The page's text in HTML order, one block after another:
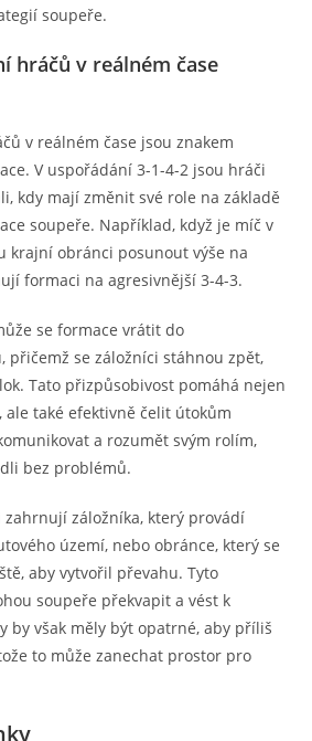
soupeře.
hráčů v reálném čase
v reálném čase jsou znakem
V uspořádání 3-1-4-2 jsou hráči
kdy mají změnit své role na základě
soupeře. Například, když je míč v
krajní obránci posunout výše na
formaci na agresivnější 3-4-3.
se formace vrátit do
přičemž se záložníci stáhnou zpět,
Tato přizpůsobivost pomáhá nejen
také efektivně čelit útokům
a rozumět svým rolím,
bez problémů.
záložníka, který provádí
území, nebo obránce, který se
aby vytvořil převahu. Tyto
soupeře překvapit a vést k
by však měly být opatrné, aby příliš
to může zanechat prostor pro